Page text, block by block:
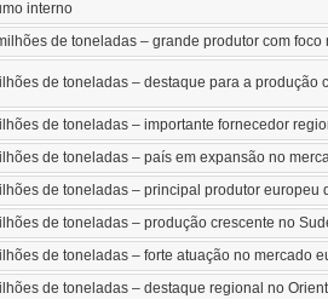
interno
de toneladas – grande produtor com
de toneladas – destaque para a produção
de toneladas – importante fornecedor
de toneladas – país em expansão no
de toneladas – principal produtor europeu
de toneladas – produção crescente no
de toneladas – forte atuação no mercado
de toneladas – destaque regional no